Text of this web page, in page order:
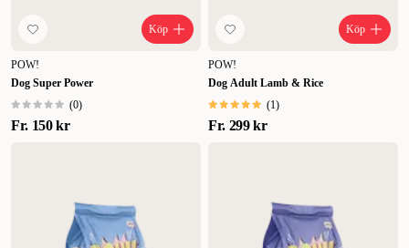
Köp
POW!
Dog Super Power
(0)
Fr. 150 kr
Köp
POW!
Dog Adult Lamb & Rice
(1)
Fr. 299 kr